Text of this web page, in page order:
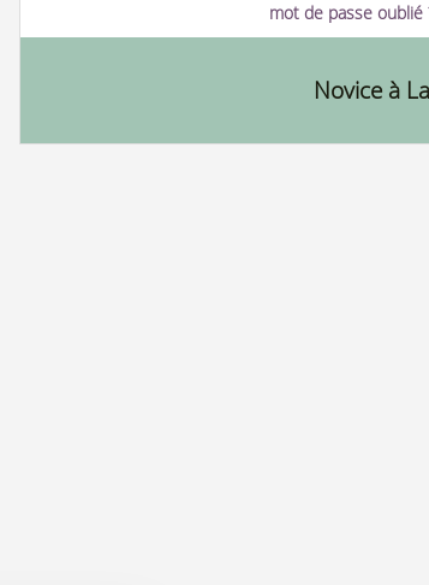
mot de passe oublié
Novice à